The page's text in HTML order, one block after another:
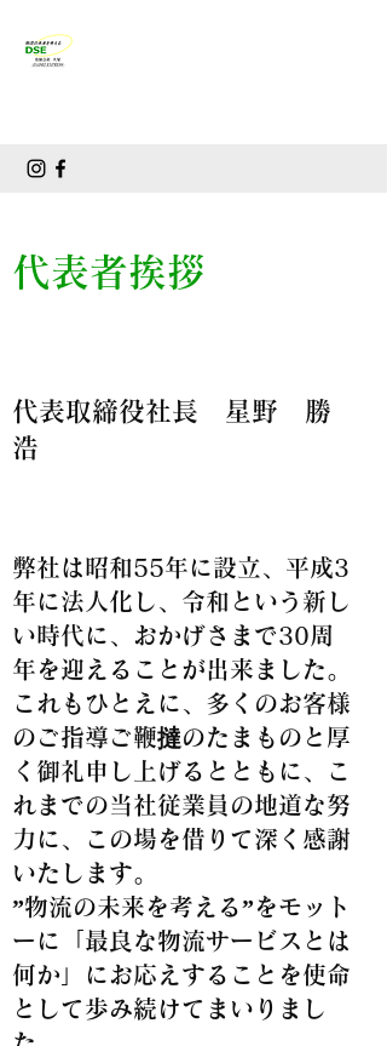
代表者挨拶
代表取締役社長 星野 勝
浩
弊社は昭和55年に設立、平成3
年に法人化し、令和という新し
い時代に、おかげさまで30周
年を迎えることが出来ました。
これもひとえに、多くのお客様
のご指導ご鞭撻のたまものと厚
く御礼申し上げるとともに、こ
れまでの当社従業員の地道な努
力に、この場を借りて深く感謝
いたします。
”物流の未来を考える”をモット
ーに「最良な物流サービスとは
何か」にお応えすることを使命
として歩み続けてまいりまし